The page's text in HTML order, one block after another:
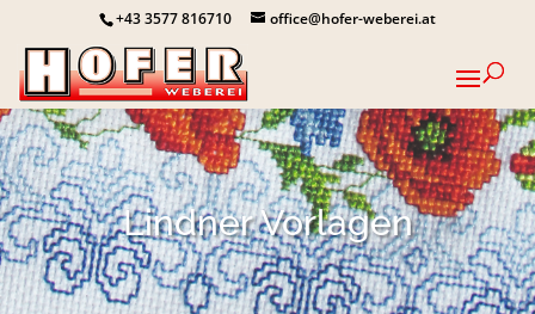
+43 3577 816710 office@hofer-weberei.at
Lindner Vorlagen